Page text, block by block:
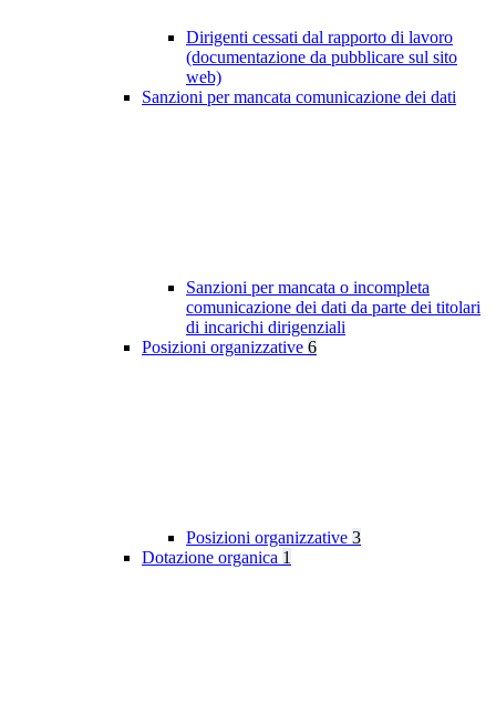
Dirigenti cessati dal rapporto di lavoro
(documentazione da pubblicare sul sito
web)
Sanzioni per mancata comunicazione dei dati
Sanzioni per mancata o incompleta
comunicazione dei dati da parte dei titolari
di incarichi dirigenziali
Posizioni organizzative 6
Posizioni organizzative 3
Dotazione organica 1